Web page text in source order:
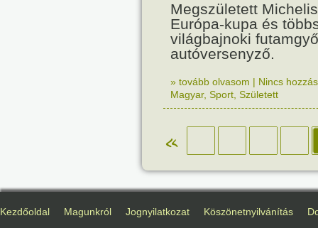
Megszületett
Európa-kupa és
világbajnoki
autóversenyző.
» tovább olvasom | Nincs
Magyar, Sport Született
«
Kezdőoldal Magunkról Jognyilatkozat Köszönetnyilvánítás